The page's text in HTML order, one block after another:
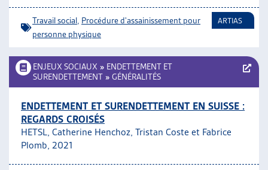
Travail social Procédure d'assainissement pour
personne physique
ARTIAS
ENJEUX SOCIAUX » ENDETTEMENT ET
SURENDETTEMENT » GÉNÉRALITÉS
ENDETTEMENT ET SURENDETTEMENT EN SUISSE :
REGARDS CROISÉS
HETSL, Catherine Henchoz, Tristan Coste et Fabrice
Plomb, 2021